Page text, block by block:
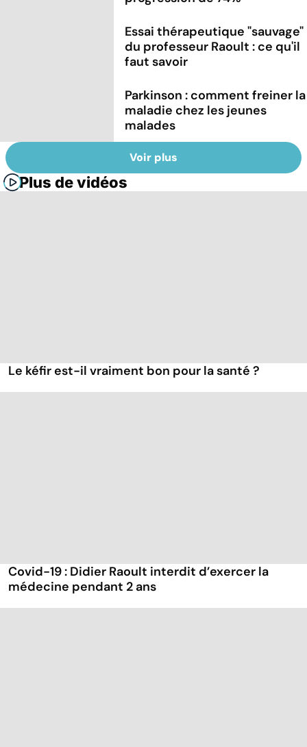
Essai thérapeutique "sauvage"
du professeur Raoult : ce qu'il
faut savoir
Parkinson : comment freiner la
maladie chez les jeunes
malades
Voir plus
Plus de vidéos
Le kéfir est-il vraiment bon pour la santé ?
Covid-19 : Didier Raoult interdit d’exercer la
médecine pendant 2 ans